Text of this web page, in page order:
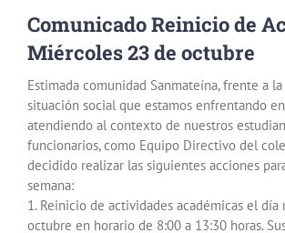
Comunicado Reinicio de
Miércoles 23 de octubre
Estimada comunidad Sanmateína, frente a
situación social que estamos enfrentando
atendiendo al contexto de nuestros
funcionarios, como Equipo Directivo del
decidido realizar las siguientes acciones
semana:
1. Reinicio de actividades académicas el día
octubre en horario de 8:00 a 13:30 horas.